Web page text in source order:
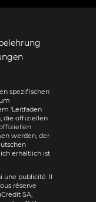
spezifischen
'Leitfaden
die offiziellen
werden, der
erhältlich ist
publicité. Il
réserve
SA,